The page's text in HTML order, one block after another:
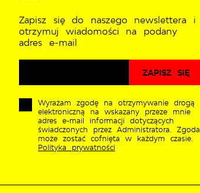
Zapisz się do naszego newslettera i
otrzymuj wiadomości na podany
adres e-mail
Wyrażam zgodę na otrzymywanie drogą
elektroniczną na wskazany przeze mnie
adres e-mail informacji dotyczących
świadczonych przez Administratora. Zgoda
może zostać cofnięta w każdym czasie.
Polityka prywatności